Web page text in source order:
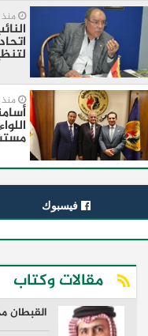
منذ
منذ
فيسبوك
مقالات وكتاب
القبطان